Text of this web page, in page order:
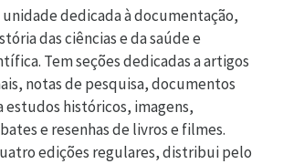
dedicada à documentação,
das ciências e da saúde e
Tem seções dedicadas a artigos
notas de pesquisa, documentos
estudos históricos, imagens,
e resenhas de livros e filmes.
edições regulares, distribui pelo